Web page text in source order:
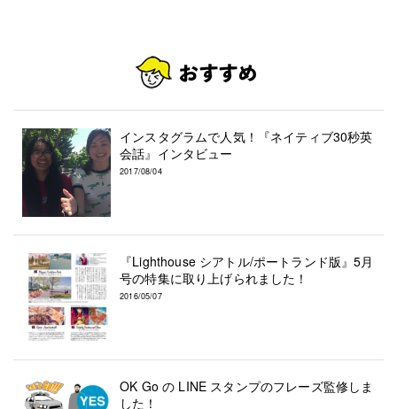
インスタグラムで人気！『ネイティブ30秒英
会話』インタビュー
2017/08/04
『Lighthouse シアトル/ポートランド版』5月
号の特集に取り上げられました！
2016/05/07
OK Go の LINE スタンプのフレーズ監修しま
した！